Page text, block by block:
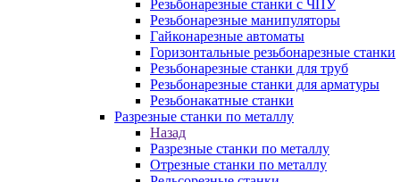
Резьбонарезные станки с ЧПУ
Резьбонарезные манипуляторы
Гайконарезные автоматы
Горизонтальные резьбонарезные станки
Резьбонарезные станки для труб
Резьбонарезные станки для арматуры
Резьбонакатные станки
Разрезные станки по металлу
Назад
Разрезные станки по металлу
Отрезные станки по металлу